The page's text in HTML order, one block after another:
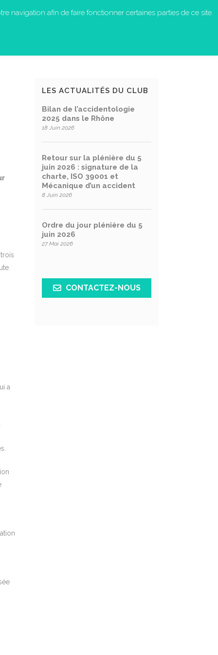
a
LES ACTUALITÉS DU CLUB
Bilan de l’accidentologie
2025 dans le Rhône
18 Juin 2026
Retour sur la plénière du 5
juin 2026 : signature de la
charte, ISO 39001 et
Mécanique d’un accident
8 Juin 2026
Ordre du jour plénière du 5
juin 2026
27 Mai 2026
CONTACTEZ-NOUS
navigation afin de faire fonctionner certaines parties de ce site.